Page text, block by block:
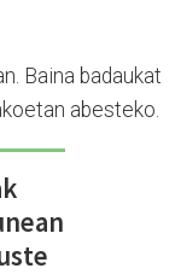
Baina badaukat
abesteko.